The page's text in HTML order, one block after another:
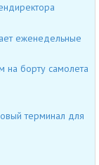
еженедельные
на борту самолета
терминал для